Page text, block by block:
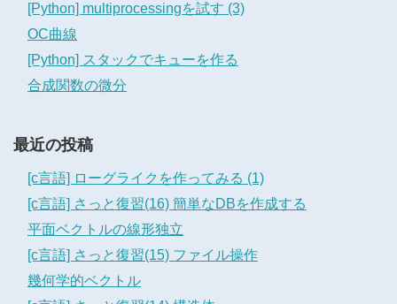
[Python] multiprocessingを試す (3)
OC曲線
[Python] スタックでキューを作る
合成関数の微分
最近の投稿
[c言語] ローグライクを作ってみる (1)
[c言語] さっと復習(16) 簡単なDBを作成する
平面ベクトルの線形独立
[c言語] さっと復習(15) ファイル操作
幾何学的ベクトル